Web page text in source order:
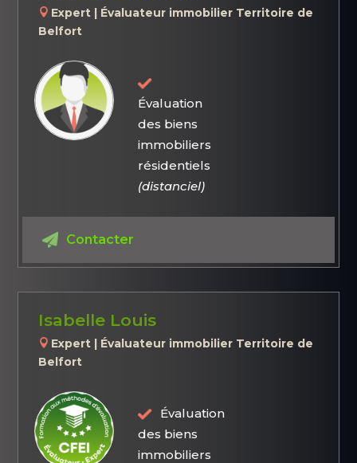
Expert | Évaluateur immobilier Territoire de
Belfort
Évaluation
des biens
immobiliers
résidentiels
(distanciel)
Contacter
Isabelle Louis
Expert | Évaluateur immobilier Territoire de
Belfort
Évaluation
des biens
immobiliers